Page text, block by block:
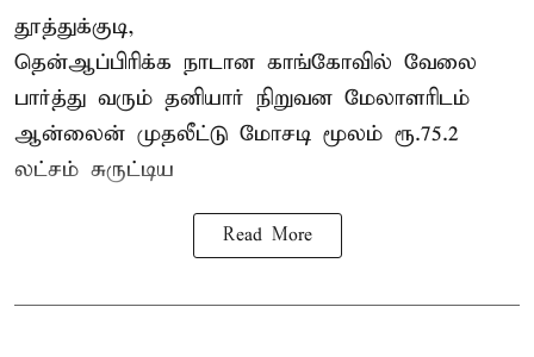
தூத்துக்குடி,
தென்ஆப்பிரிக்க நாடான காங்கோவில் வேலை
பார்த்து வரும் தனியார் நிறுவன மேலாளரிடம்
ஆன்லைன் முதலீட்டு மோசடி மூலம் ரூ.75.2
லட்சம் சுருட்டிய
Read More